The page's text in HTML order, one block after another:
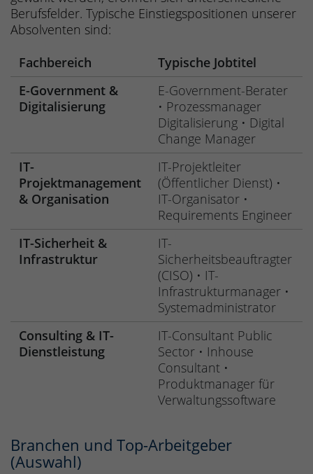
Berufsfelder. Typische Einstiegspositionen unserer
Absolventen sind:
Fachbereich
Typische Jobtitel
E-Government &
Digitalisierung
E-Government-Berater
• Prozessmanager
Digitalisierung • Digital
Change Manager
IT-
Projektmanagement
& Organisation
IT-Projektleiter
(Öffentlicher Dienst) •
IT-Organisator •
Requirements Engineer
IT-Sicherheit &
Infrastruktur
IT-
Sicherheitsbeauftragter
(CISO) • IT-
Infrastrukturmanager •
Systemadministrator
Consulting & IT-
Dienstleistung
IT-Consultant Public
Sector • Inhouse
Consultant •
Produktmanager für
Verwaltungssoftware
Branchen und Top-Arbeitgeber
(Auswahl)